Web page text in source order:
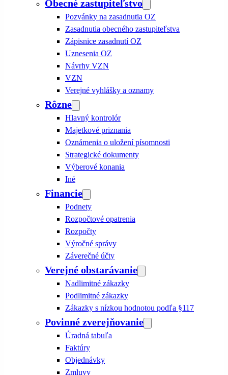
Obecné zastupiteľstvo
Pozvánky na zasadnutia OZ
Zasadnutia obecného zastupiteľstva
Zápisnice zasadnutí OZ
Uznesenia OZ
Návrhy VZN
VZN
Verejné vyhlášky a oznamy
Rôzne
Hlavný kontrolór
Majetkové priznania
Oznámenia o uložení písomnosti
Strategické dokumenty
Výberové konania
Iné
Financie
Podnety
Rozpočtové opatrenia
Rozpočty
Výročné správy
Záverečné účty
Verejné obstarávanie
Nadlimitné zákazky
Podlimitné zákazky
Zákazky s nízkou hodnotou podľa §117
Povinné zverejňovanie
Úradná tabuľa
Faktúry
Objednávky
Zmluvy